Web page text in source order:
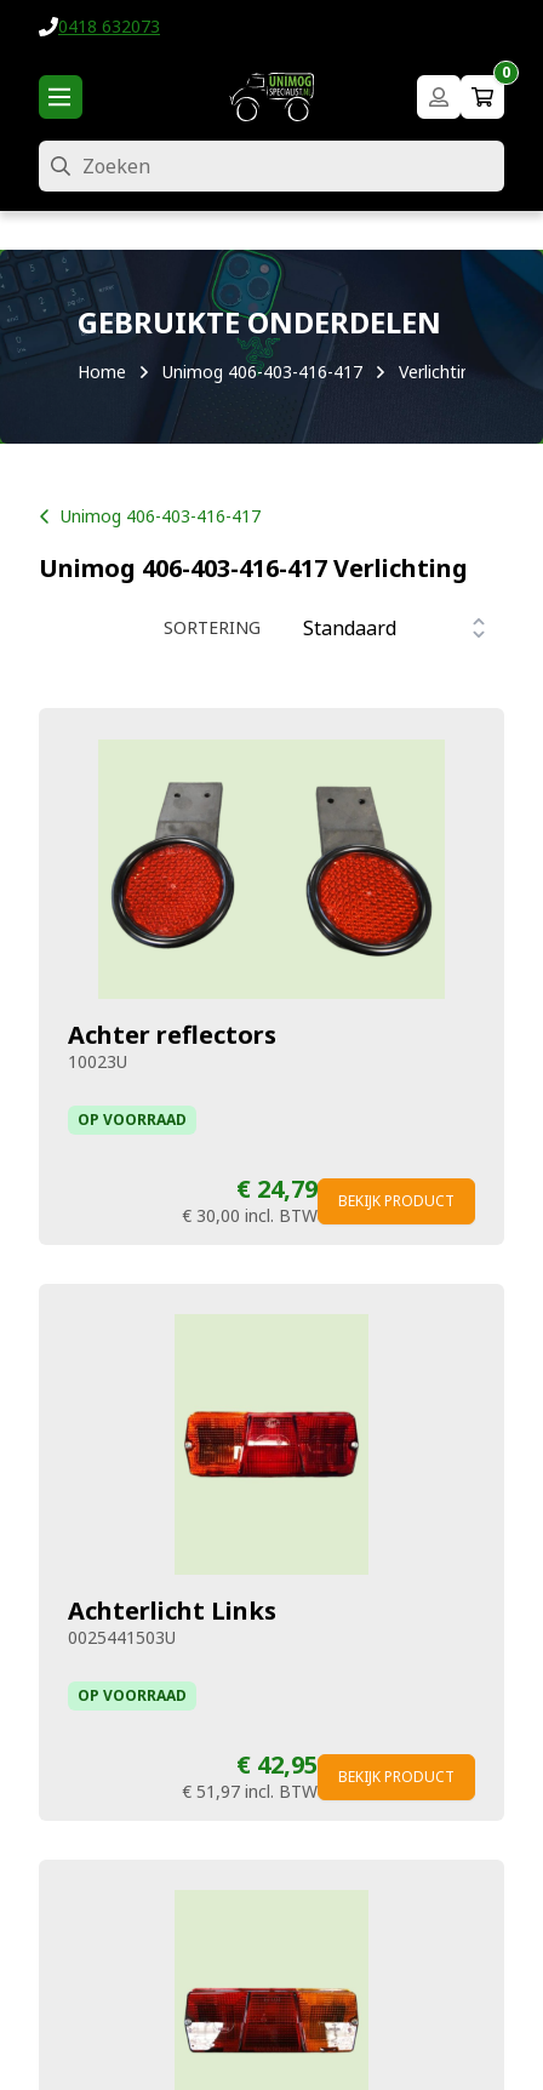
0418 632073
0
Zoeken
GEBRUIKTE ONDERDELEN
Home Unimog 406-403-416-417 Verlichting
Unimog 406-403-416-417
Unimog 406-403-416-417Verlichting
SORTERING
Achter reflectors
10023U
OP VOORRAAD
€ 24,79
€ 30,00 incl. BTW
BEKIJK PRODUCT
Achterlicht Links
0025441503U
OP VOORRAAD
€ 42,95
€ 51,97 incl. BTW
BEKIJK PRODUCT